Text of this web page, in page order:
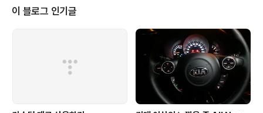
- 제네시스 다이나믹 에디션 더블랙 - BMW 528i 두 차량
에 대한 스펙의 비교는 네이버 자동차로 대신 합니다. 가격
은 bmw가 1,400만원 정도 비싸네요 ㅎㄷㄷ 제네시스는
자연 흡기 엔진이고, 그에 비해 bmw는 과급기 엔진인 듯
싶습니다. 터보차져인지, 슈퍼차져인지 모르겠지만 배기량
이 블로그 인기글